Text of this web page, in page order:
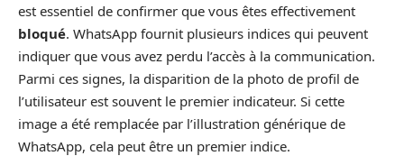
est essentiel de confirmer que vous êtes effectivement
bloqué. WhatsApp fournit plusieurs indices qui peuvent
indiquer que vous avez perdu l’accès à la communication.
Parmi ces signes, la disparition de la photo de profil de
l’utilisateur est souvent le premier indicateur. Si cette
image a été remplacée par l’illustration générique de
WhatsApp, cela peut être un premier indice.